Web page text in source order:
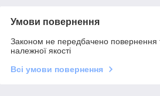
Умови повернення
Законом не передбачено повернення
належної якості
Всі умови повернення